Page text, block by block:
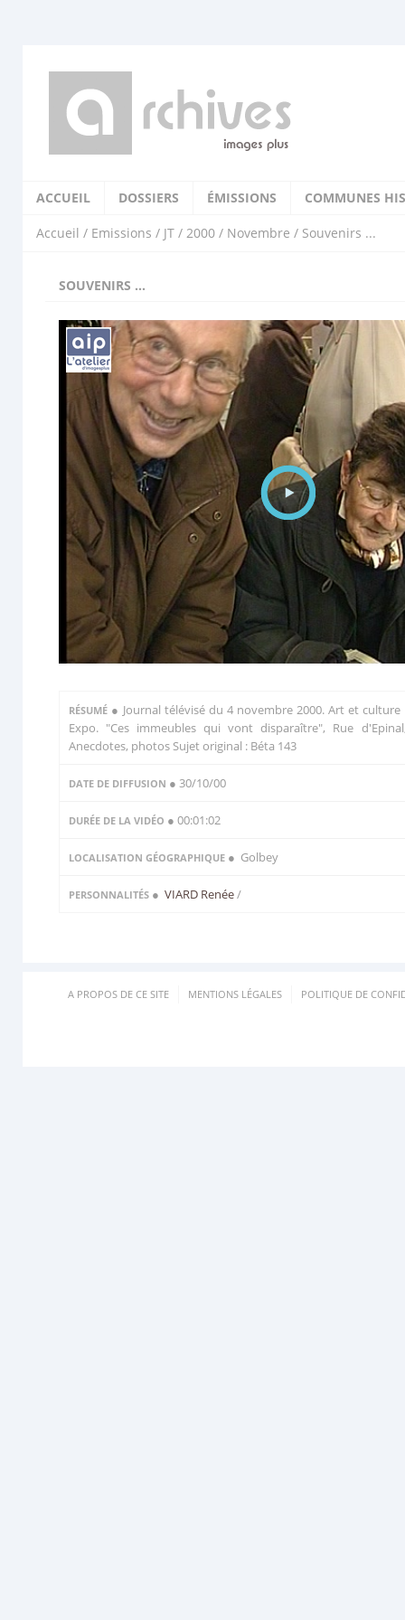
ACCUEIL DOSSIERS ÉMISSIONS COMMUNES
Accueil / Emissions / JT / 2000 / Novembre / Souvenirs ...
SOUVENIRS ...
RÉSUMÉ ● Journal télévisé du 4 novembre 2000. Art et culture
Expo. "Ces immeubles qui vont disparaître", Rue
Anecdotes, photos Sujet original : Béta 143
DATE DE DIFFUSION ● 30/10/00
DURÉE DE LA VIDÉO ● 00:01:02
LOCALISATION GÉOGRAPHIQUE ● Golbey
PERSONNALITÉS ● VIARD Renée/
A PROPOS DE CE SITE MENTIONS LÉGALES POLITIQUE DE